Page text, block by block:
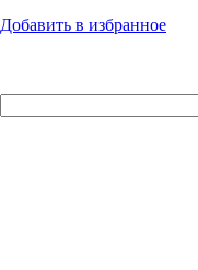
Добавить в избранное